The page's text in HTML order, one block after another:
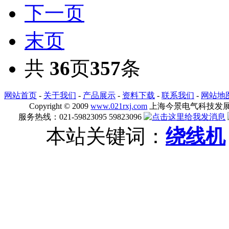
下一页
末页
共 36页357条
网站首页 - 关于我们 - 产品展示 - 资料下载 - 联系我们 - 网站地
Copyright © 2009www.021rxj.com 上海今景电气科技发
服务热线：021-59823095 59823096
本站关键词： 绕线机